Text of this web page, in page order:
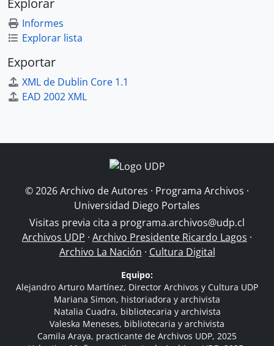
Explorar
Informes
Explorar lista
Exportar
XML de Dublin Core 1.1
EAD 2002 XML
© 2026 Archivo de Autores · Programa Archivos ·
Universidad Diego Portales
Visitas previa cita a programa.archivos@udp.cl
Archivos UDP · Archivo Presidente Ricardo Lagos ·
Archivo La Nación · Cultura Digital
Equipo:
Alejandro Arturo Martínez, Director Archivos y Cultura UDP
Mariana Simon, historiadora y archivista
Natalia Cuadra, bibliotecaria y archivista
Valeska Meneses, bibliotecaria y archivista
Camila Araya, practicante de Archivos UDP, 2025